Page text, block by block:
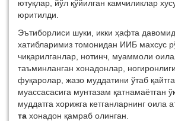
ютуқлар, йўл қўйилган камчиликлар
юритилди.
Эътиборлиси шуки, икки ҳафта
хатибларимиз томонидан ИИБ махсус
чиқарилганлар, нотинч, муаммоли
таъминланган хонадонлар,
фуқаролар, жазо муддатини ўтаб
муассасасига мунтазам қатнамаётган
муддатга хорижга кетганларнинг оила
та хонадон қамраб олинган.